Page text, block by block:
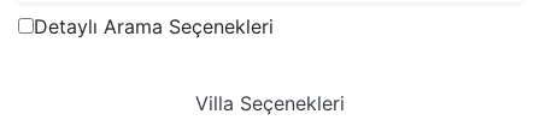
Detaylı Arama Seçenekleri
Villa Seçenekleri